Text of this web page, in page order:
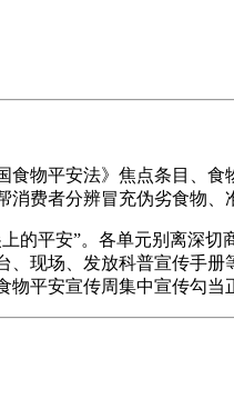
平安法》焦点条目、食
消费者分辨冒充伪劣食物
平安”。各单元别离深切
、现场、发放科普宣传手
物平安宣传周集中宣传勾